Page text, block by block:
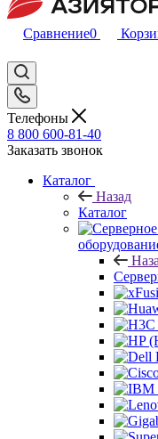
Сравнение0
Телефоны
8 800 600-81-40
Заказать звонок
Каталог
Назад
Каталог